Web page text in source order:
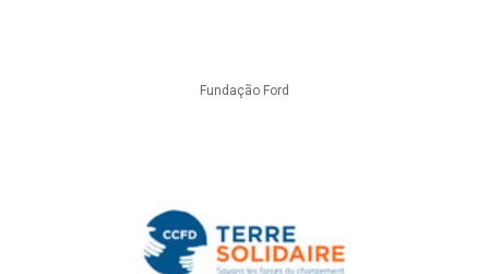
Fundação Ford